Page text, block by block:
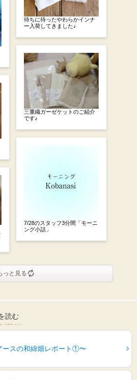
待ちに待ったやわらかインナ
ー入荷してきました♪
三重織ガーゼケットのご紹介
です♪
7/28のスタッフ3分間「モーニ
ング小話」
っと見る
読む
ースの和綿畑レポート①〜